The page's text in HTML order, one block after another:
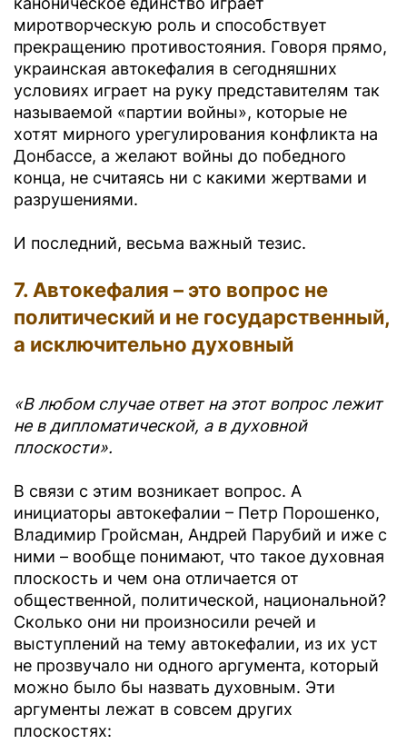
миротворческую роль и способствует
прекращению противостояния. Говоря прямо,
украинская автокефалия в сегодняшних
условиях играет на руку представителям так
называемой «партии войны», которые не
хотят мирного урегулирования конфликта на
Донбассе, а желают войны до победного
конца, не считаясь ни с какими жертвами и
разрушениями.
И последний, весьма важный тезис.
7. Автокефалия – это вопрос не
политический и не государственный,
а исключительно духовный
«В любом случае ответ на этот вопрос лежит
не в дипломатической, а в духовной
плоскости».
В связи с этим возникает вопрос. А
инициаторы автокефалии – Петр Порошенко,
Владимир Гройсман, Андрей Парубий и иже с
ними – вообще понимают, что такое духовная
плоскость и чем она отличается от
общественной, политической, национальной?
Сколько они ни произносили речей и
выступлений на тему автокефалии, из их уст
не прозвучало ни одного аргумента, который
можно было бы назвать духовным. Эти
аргументы лежат в совсем других
плоскостях: